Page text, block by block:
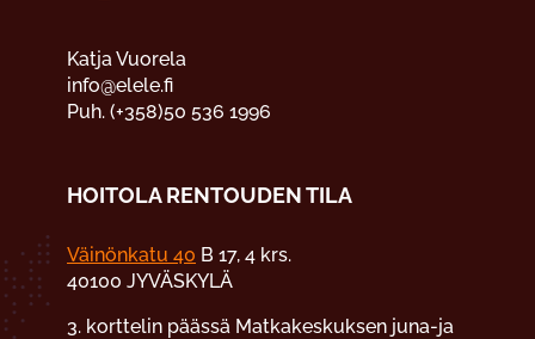
Katja Vuorela
info@elele.fi
Puh. (+358)50 536 1996
HOITOLA RENTOUDEN TILA
Väinönkatu 40 B 17, 4 krs.
40100 JYVÄSKYLÄ
3. korttelin päässä Matkakeskuksen juna-ja